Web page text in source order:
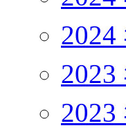
2024
2023
2023